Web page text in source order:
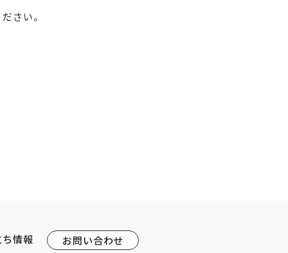
さい。
情報
お問い合わせ